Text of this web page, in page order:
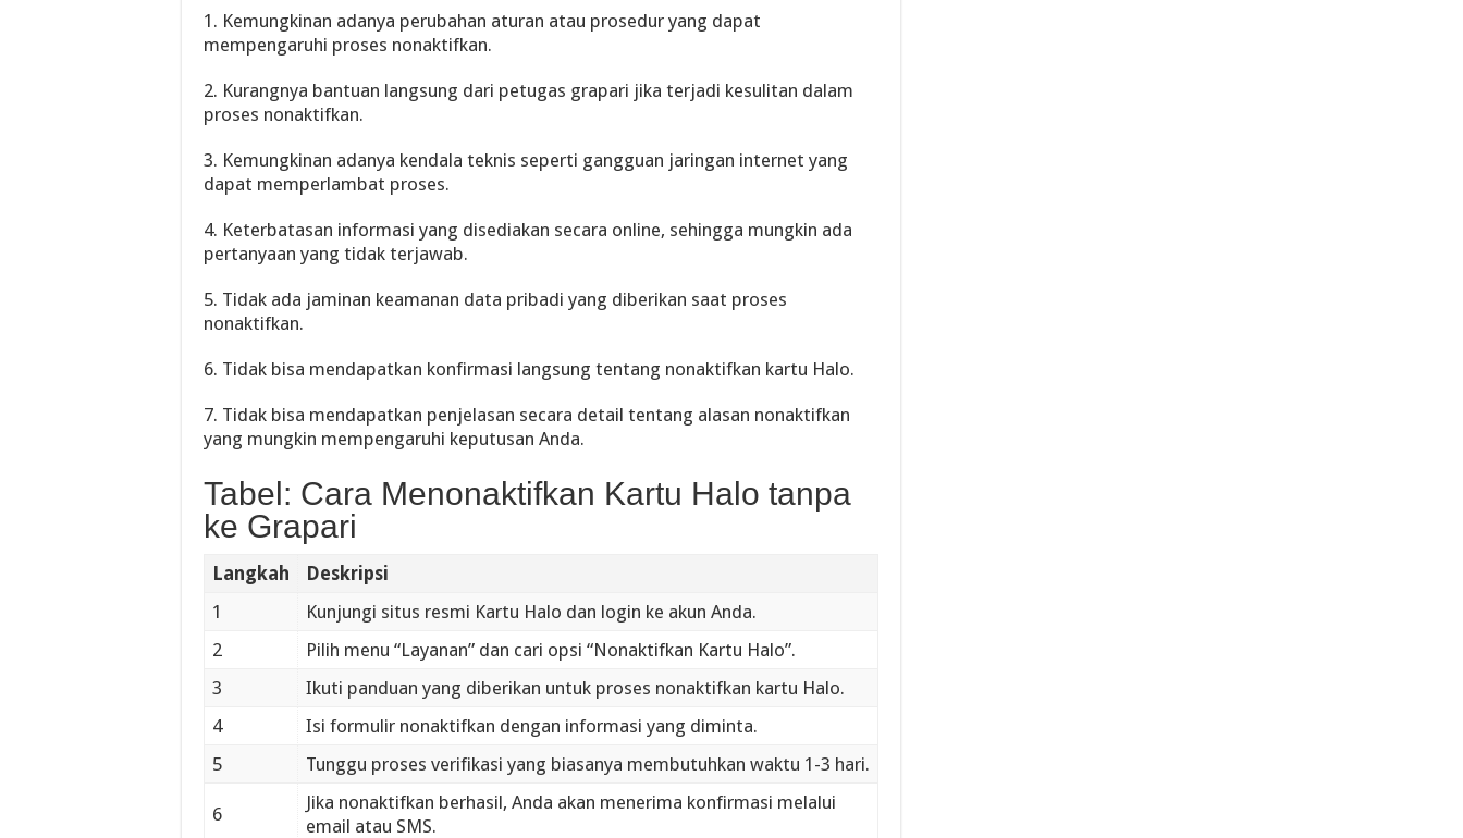
1. Kemungkinan adanya perubahan aturan atau prosedur yang dapat
mempengaruhi proses nonaktifkan.
2. Kurangnya bantuan langsung dari petugas grapari jika terjadi kesulitan dalam
proses nonaktifkan.
3. Kemungkinan adanya kendala teknis seperti gangguan jaringan internet yang
dapat memperlambat proses.
4. Keterbatasan informasi yang disediakan secara online, sehingga mungkin ada
pertanyaan yang tidak terjawab.
5. Tidak ada jaminan keamanan data pribadi yang diberikan saat proses
nonaktifkan.
6. Tidak bisa mendapatkan konfirmasi langsung tentang nonaktifkan kartu Halo.
7. Tidak bisa mendapatkan penjelasan secara detail tentang alasan nonaktifkan
yang mungkin mempengaruhi keputusan Anda.
Tabel: Cara Menonaktifkan Kartu Halo tanpa
ke Grapari
Langkah
Deskripsi
1
Kunjungi situs resmi Kartu Halo dan login ke akun Anda.
2
Pilih menu “Layanan” dan cari opsi “Nonaktifkan Kartu Halo”.
3
Ikuti panduan yang diberikan untuk proses nonaktifkan kartu Halo.
4
Isi formulir nonaktifkan dengan informasi yang diminta.
5
Tunggu proses verifikasi yang biasanya membutuhkan waktu 1-3 hari.
6
Jika nonaktifkan berhasil, Anda akan menerima konfirmasi melalui
email atau SMS.